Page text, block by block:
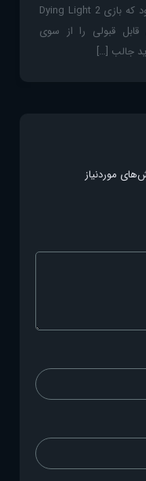
دست پیدا کرده است. اوایل ماه فوریه بود که بازی Dying Light 2
قابل قبولی را از سوی
جالب […]
موردنیاز